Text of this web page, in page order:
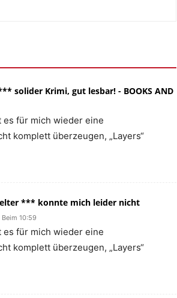
solider Krimi, gut lesbar! - BOOKS AND
für mich wieder eine
komplett überzeugen, „Layers“
*** konnte mich leider nicht
10:59
für mich wieder eine
komplett überzeugen, „Layers“